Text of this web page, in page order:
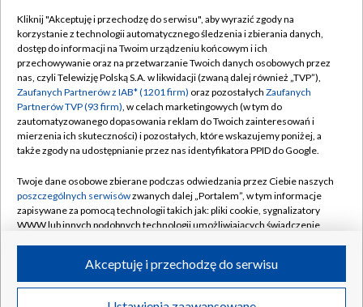
TVP
Abonament TVP
Emisja w TVP
Centrum informacji TVP
Naziemna Telewizja Cyfrowa
Rada Programowa
System NOS
Informacje o nadawcy
Program dla prasy
Regulamin TVP
Polityka prywatności
Moje zgody
Pomoc
Kontakt
Kanały
©2026 Telewizja Polska S.A. w likwidacji
Kliknij "Akceptuję i przechodzę do serwisu", aby wyrazić zgody na
korzystanie z technologii automatycznego śledzenia i zbierania danych,
dostęp do informacji na Twoim urządzeniu końcowym i ich
przechowywanie oraz na przetwarzanie Twoich danych osobowych przez
nas, czyli Telewizję Polską S.A. w likwidacji (zwaną dalej również „TVP”),
Zaufanych Partnerów z IAB* (1201 firm) oraz pozostałych Zaufanych
Partnerów TVP (93 firm), w celach marketingowych (w tym do
zautomatyzowanego dopasowania reklam do Twoich zainteresowań i
mierzenia ich skuteczności) i pozostałych, które wskazujemy poniżej, a
także zgody na udostępnianie przez nas identyfikatora PPID do Google.
Twoje dane osobowe zbierane podczas odwiedzania przez Ciebie naszych
poszczególnych serwisówzwanych dalej „Portalem”, w tym informacje
zapisywane za pomocą technologii takich jak: pliki cookie, sygnalizatory
WWW lub innych podobnych technologii umożliwiających świadczenie
ruchu w Internecie.
Twoje dane osobowe zbierane podczas odwiedzania przez Ciebie
Akceptuję i przechodzę do serwisu